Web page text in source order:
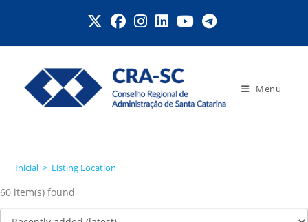
Menu
Inicial > Listing Location
60 item(s) found